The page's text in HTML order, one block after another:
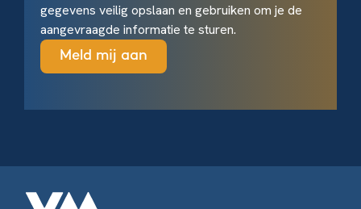
gegevens veilig opslaan en gebruiken om je de
aangevraagde informatie te sturen.